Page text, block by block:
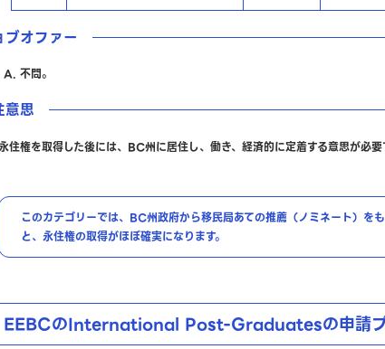
ブオファー
不問。
意思
住権を取得した後には、BC州に居住し、働き、経済的に定着する意思が必要
このカテゴリーでは、BC州政府から移民局あての推薦（ノミネート）を
と、永住権の取得がほぼ確実になります。
EEBCのInternational Post-Graduatesの申請